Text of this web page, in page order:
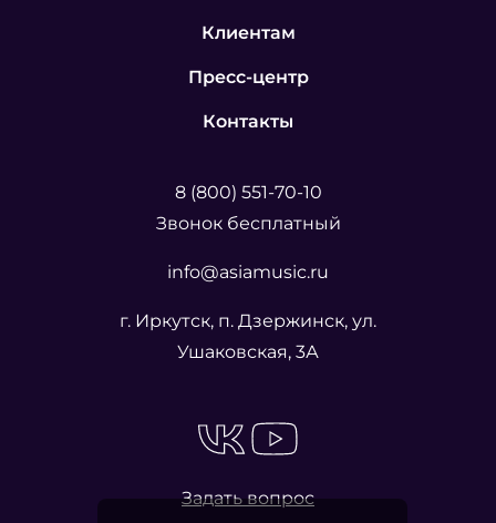
Клиентам
Пресс-центр
Контакты
8 (800) 551-70-10
Звонок бесплатный
info@asiamusic.ru
г. Иркутск, п. Дзержинск, ул.
Ушаковская, 3А
Задать вопрос